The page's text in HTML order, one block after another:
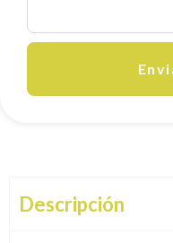
Descripción